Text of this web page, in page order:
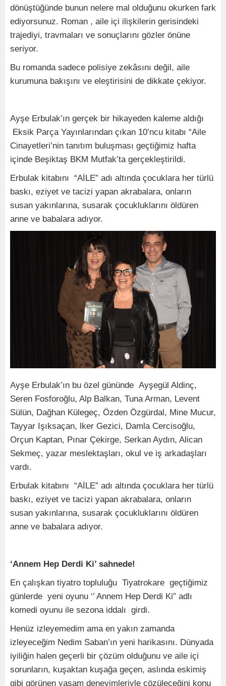
dönüştüğünde bunun nelere mal olduğunu okurken fark
ediyorsunuz. Roman , aile içi ilişkilerin gerisindeki
trajediyi, travmaları ve sonuçlarını gözler önüne
seriyor.
Bu romanda sadece polisiye zekâsını değil, aile
kurumuna bakışını ve eleştirisini de dikkate çekiyor.
Ayşe Erbulak’ın gerçek bir hikayeden kaleme aldığı
Eksik Parça Yayınlarından çıkan 10’ncu kitabı “Aile
Cinayetleri’nin tanıtım buluşması geçtiğimiz hafta
içinde Beşiktaş BKM Mutfak’ta gerçekleştirildi.
Erbulak kitabını “AİLE” adı altında çocuklara her türlü
baskı, eziyet ve tacizi yapan akrabalara, onların
susan yakınlarına, susarak çocukluklarını öldüren
anne ve babalara adıyor.
Ayşe Erbulak’ın bu özel gününde Ayşegül Aldinç,
Seren Fosforoğlu, Alp Balkan, Tuna Arman, Levent
Sülün, Dağhan Külegeç, Özden Özgürdal, Mine Mucur,
Tayyar Işıksaçan, lker Gezici, Damla Cercisoğlu,
Orçun Kaptan, Pınar Çekirge, Serkan Aydın, Alican
Sekmeç, yazar meslektaşları, okul ve iş arkadaşları
vardı.
Erbulak kitabını “AİLE” adı altında çocuklara her türlü
baskı, eziyet ve tacizi yapan akrabalara, onların
susan yakınlarına, susarak çocukluklarını öldüren
anne ve babalara adıyor.
‘Annem Hep Derdi Ki’ sahnede!
En çalışkan tiyatro topluluğu Tiyatrokare geçtiğimiz
günlerde yeni oyunu ‘’ Annem Hep Derdi Ki” adlı
komedi oyunu ile sezona iddalı girdi.
Henüz izleyemedim ama en yakın zamanda
izleyeceğim Nedim Saban’ın yeni harikasını. Dünyada
iyiliğin halen geçerli bir çözüm olduğunu ve aile içi
sorunların, kuşaktan kuşağa geçen, aslında eskimiş
gibi görünen yaşam deneyimleriyle çözüleceğini konu